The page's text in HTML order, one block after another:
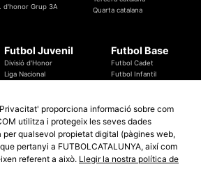
d'honor Grup 3A
Quarta catalana
Futbol Juvenil
Divisió d'Honor
Liga Nacional
Futbol Base
Futbol Cadet
Futbol Infantil
Especials
Copa Catalunya Absoluta 2019
Copa del Rei 2019 - 2020
proporciona informació sobre com
utilitza i protegeix les seves dades
per qualsevol propietat digital (pàgines web,
pertanyi a FUTBOLCATALUNYA, així com
referent a això. Llegir la nostra política de